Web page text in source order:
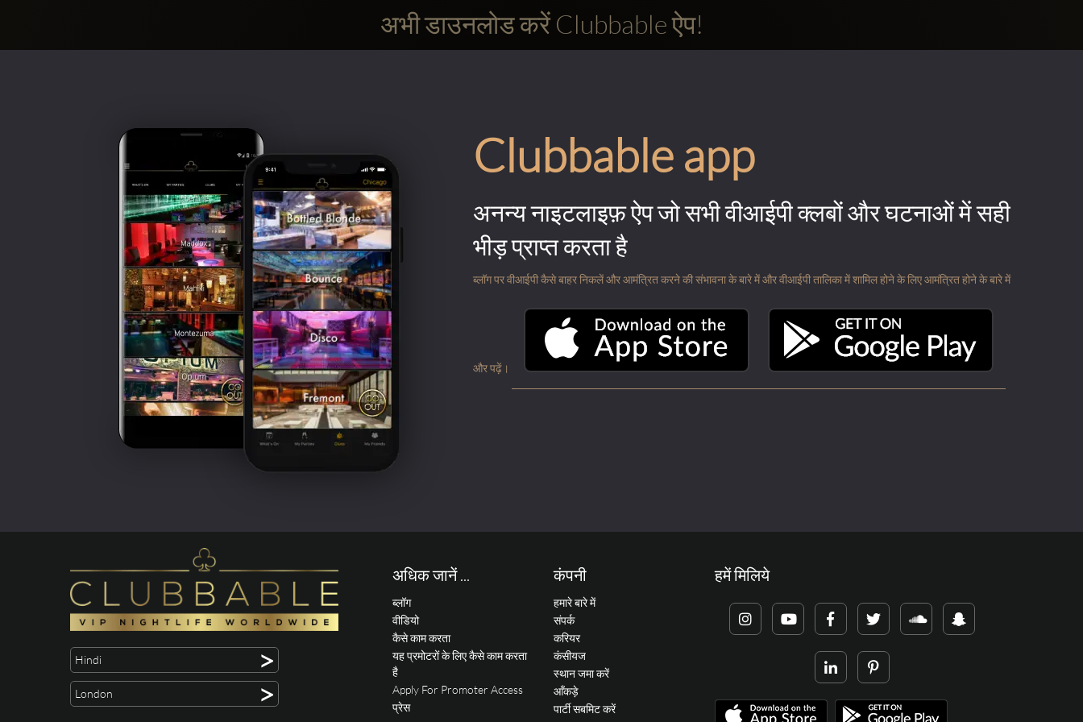
अभी डाउनलोड करें Clubbable ऐप!
Clubbable app
अनन्य नाइटलाइफ़ ऐप जो सभी वीआईपी क्लबों और घटनाओं में सही
भीड़ प्राप्त करता है
ब्लॉग पर वीआईपी कैसे बाहर निकलें और आमंत्रित करने की संभावना के बारे में और वीआईपी तालिका में शामिल होने के लिए आमंत्रित होने के बारे में
और पढ़ें।
Hindi >
London >
अधिक जानें ...
ब्लॉग
वीडियो
कैसे काम करता
यह प्रमोटरों के लिए कैसे काम करता
है
Apply For Promoter Access
प्रेस
कंपनी
हमारे बारे में
संपर्क
करियर
कंसीयज
स्थान जमा करें
आँकड़े
पार्टी सबमिट करें
हमें मिलिये